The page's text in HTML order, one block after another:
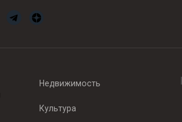
Недвижимость
Культура